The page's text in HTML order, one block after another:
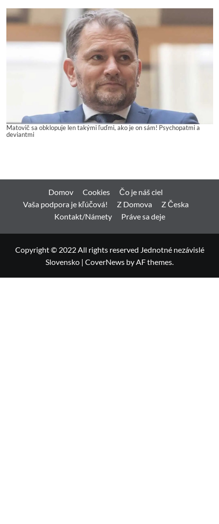
Matovič sa obklopuje len takými ľuďmi, ako je on sám! Psychopatmi a
deviantmi
Domov Cookies
Čo je náš ciel
Vaša podpora je kľúčová!
Z Domova
Z Česka
Kontakt/Námety
Práve sa deje
Copyright © 2022 All rights reserved Jednotné nezávislé
Slovensko | CoverNews by AF themes.